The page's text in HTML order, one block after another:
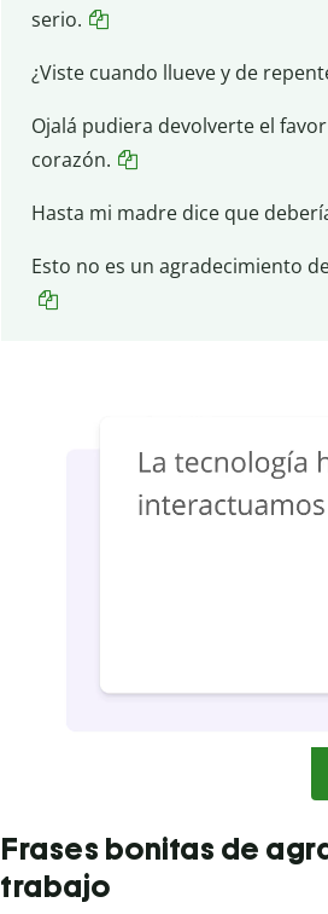
serio.
¿Viste cuando llueve y de
Ojalá pudiera devolverte el
corazón.
Hasta mi madre dice que
Esto no es un agradecimiento
Frases bonitas de
trabajo